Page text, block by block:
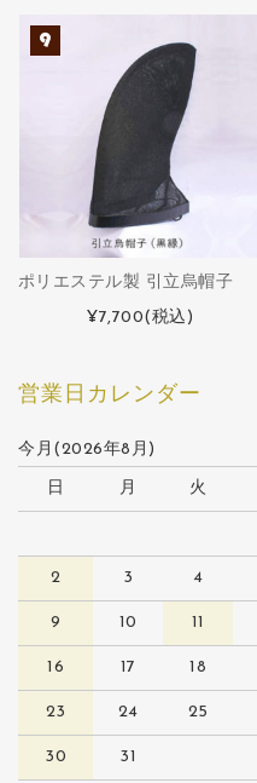
ポリエステル製 引立烏帽子
¥7,700(税込)
営業日カレンダー
今月(2026年8月)
日 月 火
2 3 4
9 10 11
16 17 18
23 24 25
30 31